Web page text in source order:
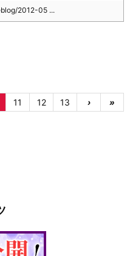
2012-05 ...
11 12 13 › »